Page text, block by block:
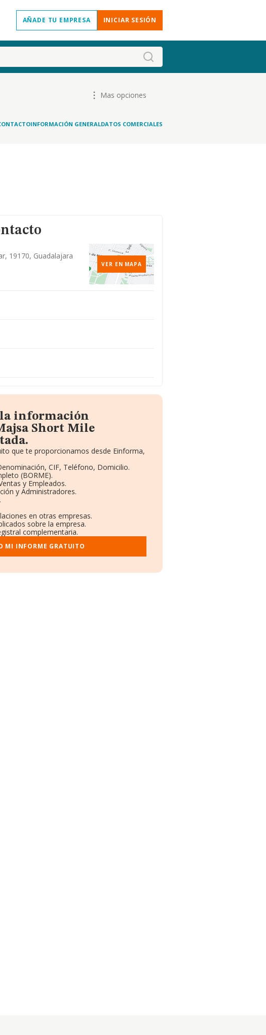
AÑADE TU EMPRESA INICIAR SESIÓN
Mas opciones
INFORMACIÓN GENERALDATOS COMERCIALES
19170, Guadalajara
VER EN MAPA
la información
Short Mile
que te proporcionamos desde Einforma,
CIF, Teléfono, Domicilio.
(BORME).
y Empleados.
y Administradores.
en otras empresas.
sobre la empresa.
complementaria.
MI INFORME GRATUITO